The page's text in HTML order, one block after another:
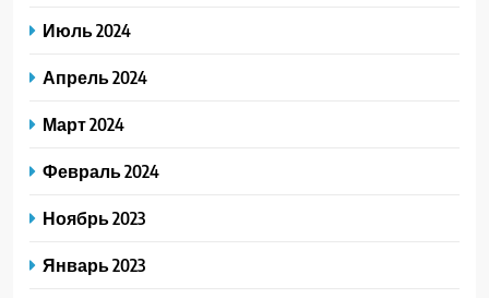
Июль 2024
Апрель 2024
Март 2024
Февраль 2024
Ноябрь 2023
Январь 2023